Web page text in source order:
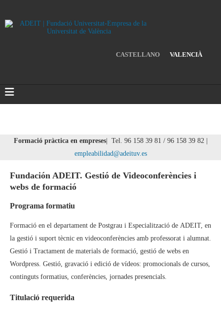
CASTELLANO VALENCIÀ
Formació pràctica en empreses| Tel. 96 158 39 81 / 96 158 39 82 |
empleabilidad@adeituv.es
Fundación ADEIT. Gestió de Videoconferències i
webs de formació
Programa formatiu
Formació en el departament de Postgrau i Especialització de ADEIT, en
la gestió i suport tècnic en videoconferències amb professorat i alumnat.
Gestió i Tractament de materials de formació, gestió de webs en
Wordpress. Gestió, gravació i edició de vídeos: promocionals de cursos,
continguts formatius, conferències, jornades presencials.
Titulació requerida